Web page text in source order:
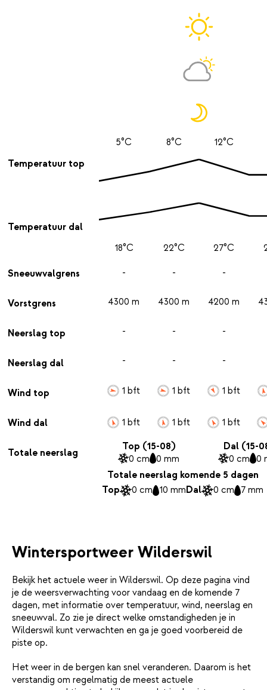
Temperatuur top
Temperatuur dal
Sneeuwvalgrens
Vorstgrens
Neerslag top
Neerslag dal
Wind top
Wind dal
Totale neerslag
5°C
18°C
-
4300 m
-
-
1 bft
1 bft
8°C
22°C
-
4300 m
-
-
1 bft
1 bft
12°C
27°C
-
4200 m
-
-
1 bft
1 bft
Top (15-08)
0 cm 0 mm
Dal (15-
0 cm 0
Totale neerslag komende 5 dagen
Top
0 cm 10 mmDal 0 cm 7 mm
Wintersportweer Wilderswil
Bekijk het actuele weer in Wilderswil. Op deze pagina vind
je de weersverwachting voor vandaag en de komende 7
dagen, met informatie over temperatuur, wind, neerslag en
sneeuwval. Zo zie je direct welke omstandigheden je in
Wilderswil kunt verwachten en ga je goed voorbereid de
piste op.
Het weer in de bergen kan snel veranderen. Daarom is het
verstandig om regelmatig de meest actuele